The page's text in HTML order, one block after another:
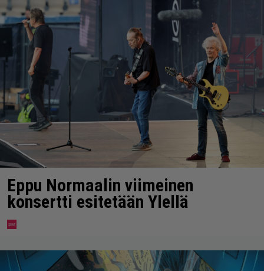
Eppu Normaalin viimeinen
konsertti esitetään Ylellä